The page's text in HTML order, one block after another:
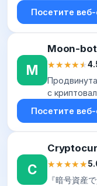
низким
Посетите
M
Moon-bot
★★★★★
★★★★★
с
Посетите
C ★★★★★
★★★★★
『暗号資産